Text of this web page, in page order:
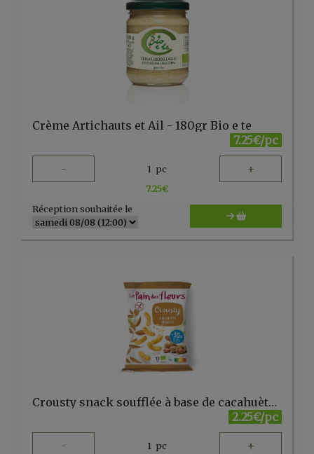
Crème Artichauts et Ail - 180gr Bio e te
7.25€/pc
- 1 pc +
7.25€
Réception souhaitée le
Crousty snack soufflée à base de cacahuètes et maïs 75 g LPDF
2.25€/pc
- 1 pc +